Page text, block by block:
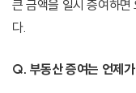
큰 금액을 일시 증여하면
다.
Q. 부동산 증여는 언제